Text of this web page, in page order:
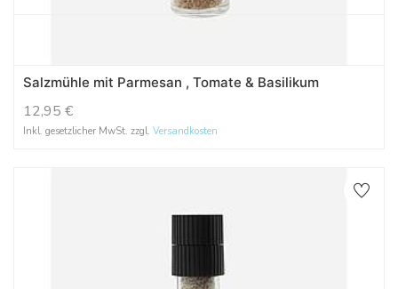
Salzmühle mit Parmesan , Tomate & Basilikum
12,95 €
Inkl. gesetzlicher MwSt. zzgl. Versandkosten